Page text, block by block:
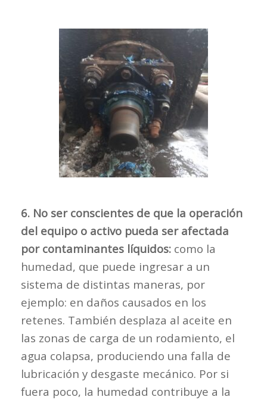
6. No ser conscientes de que la operación
del equipo o activo pueda ser afectada
por contaminantes líquidos: como la
humedad, que puede ingresar a un
sistema de distintas maneras, por
ejemplo: en daños causados en los
retenes. También desplaza al aceite en
las zonas de carga de un rodamiento, el
agua colapsa, produciendo una falla de
lubricación y desgaste mecánico. Por si
fuera poco, la humedad contribuye a la